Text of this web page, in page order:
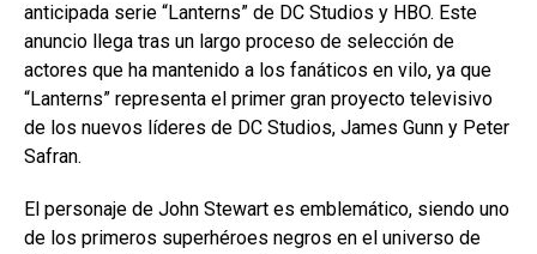
anticipada serie “Lanterns” de DC Studios y HBO. Este
anuncio llega tras un largo proceso de selección de
actores que ha mantenido a los fanáticos en vilo, ya que
“Lanterns” representa el primer gran proyecto televisivo
de los nuevos líderes de DC Studios, James Gunn y Peter
Safran.
El personaje de John Stewart es emblemático, siendo uno
de los primeros superhéroes negros en el universo de